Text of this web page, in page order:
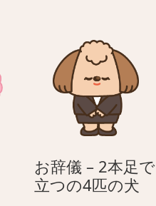
パ
ン
ダ
お辞儀 – 2本足で
立つの4匹の犬お